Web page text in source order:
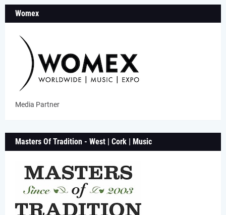
Womex
Media Partner
Masters Of Tradition - West | Cork | Music